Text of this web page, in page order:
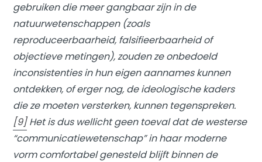
gebruiken die meer gangbaar zijn in de
natuurwetenschappen (zoals
reproduceerbaarheid, falsifieerbaarheid of
objectieve metingen), zouden ze onbedoeld
inconsistenties in hun eigen aannames kunnen
ontdekken, of erger nog, de ideologische kaders
die ze moeten versterken, kunnen tegenspreken.
[9]Het is dus wellicht geen toeval dat de westerse
“communicatiewetenschap” in haar moderne
vorm comfortabel genesteld blijft binnen de